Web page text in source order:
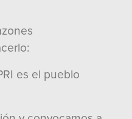
es el pueblo